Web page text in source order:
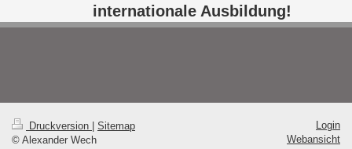
internationale Ausbildung!
Druckversion | Sitemap
© Alexander Wech
Login
Webansicht